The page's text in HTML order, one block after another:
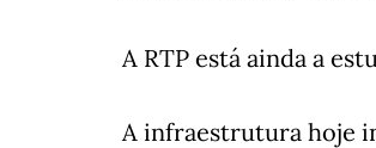
A RTP está ainda a
A infraestrutura hoje